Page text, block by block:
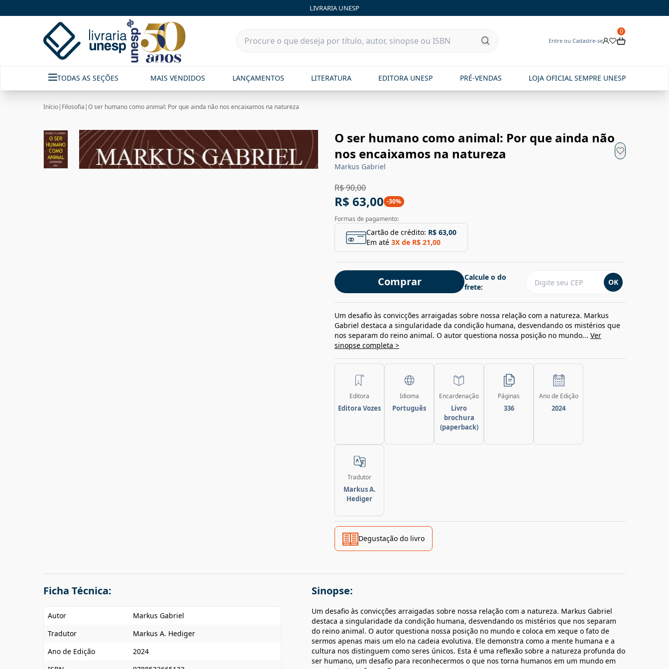
LIVRARIA UNESP
Entre ou Cadastre-se
0
TODAS AS SEÇÕES MAIS VENDIDOS LANÇAMENTOS LITERATURA EDITORA UNESP PRÉ-VENDAS LOJA OFICIAL SEMPRE UNESP
Início| Filosofia |O ser humano como animal: Por que ainda não nos encaixamos na natureza
O ser humano como animal: Por que ainda não
nos encaixamos na natureza
Markus Gabriel
R$ 90,00
R$ 63,00 -30%
Formas de pagamento:
Cartão de crédito: R$ 63,00
Em até 3X de R$ 21,00
Comprar
Calcule o do
frete:
OK
Um desafio às convicções arraigadas sobre nossa relação com a natureza. Markus
Gabriel destaca a singularidade da condição humana, desvendando os mistérios que
nos separam do reino animal. O autor questiona nossa posição no mundo... Ver
sinopse completa >
Editora
Editora Vozes
Idioma
Português
Encardenação
Livro
brochura
(paperback)
Páginas
336
Ano de Edição
2024
Tradutor
Markus A.
Hediger
Degustação do livro
Ficha Técnica:
Autor
Markus Gabriel
Tradutor
Markus A. Hediger
Ano de Edição
2024
Sinopse:
Um desafio às convicções arraigadas sobre nossa relação com a natureza. Markus Gabriel
destaca a singularidade da condição humana, desvendando os mistérios que nos separam
do reino animal. O autor questiona nossa posição no mundo e coloca em xeque o fato de
sermos apenas mais um elo na cadeia evolutiva. Ele demonstra como a mente humana e a
cultura nos distinguem como seres únicos. Esta é uma reflexão sobre a natureza profunda do
ser humano, um desafio para reconhecermos o que nos torna humanos em um mundo em